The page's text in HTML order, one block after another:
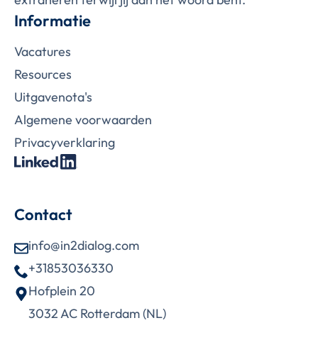
Informatie
Vacatures
Resources
Uitgavenota's
Algemene voorwaarden
Privacy­­­­­verklaring­
Contact
info@in2dialog.com
+31853036330
Hofplein 20
3032 AC Rotterdam (NL)